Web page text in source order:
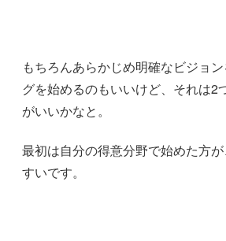
もちろんあらかじめ明確なビジョ
グを始めるのもいいけど、それは2
がいいかなと。
最初は自分の得意分野で始めた方
すいです。